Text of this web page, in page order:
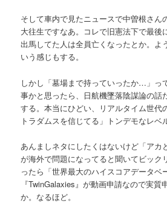
そして車内で見たニュースで中曽根さん
大往生ですなあ。コレで旧憲法下で最後
出馬してた人は全員亡くなったとか。よ
いう感じもする。
しかし「墓場まで持っていったか…」っ
事かと思ったら、日航機墜落陰謀論の話
する。本当にひどい、リアルタイム世代
トラダムスを信じてる」トンデモなレベ
あんましネタにしたくはないけど「アカ
が海外で問題になってると聞いてビック
ったら「世界最大のハイスコアデータベ
『TwinGalaxies』が動画申請なので実質
か。なるほど。